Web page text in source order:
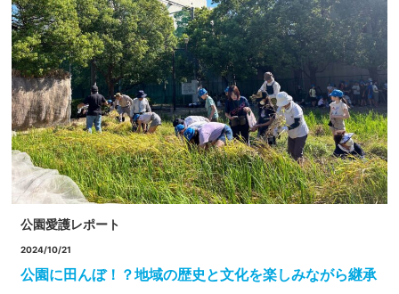
公園愛護レポート
2024/10/21
公園に田んぼ！？地域の歴史と文化を楽しみながら継承